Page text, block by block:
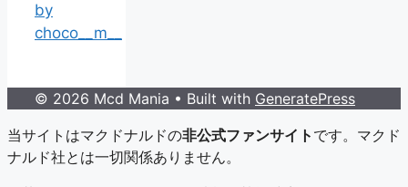
by
choco__m__
© 2026 Mcd Mania • Built with GeneratePress
当サイトはマクドナルドの非公式ファンサイト です。マクド
ナルド社とは一切関係ありません。